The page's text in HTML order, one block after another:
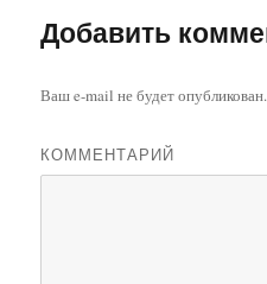
Добавить
Ваш e-mail не будет опубликован.
КОММЕНТАРИЙ